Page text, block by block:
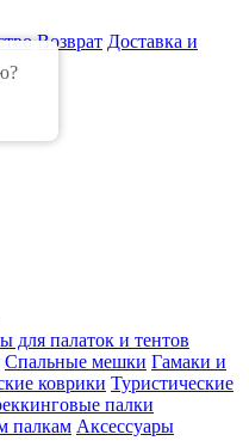
Возврат Доставка и
для палаток и тентов
Спальные мешки Гамаки и
коврики Туристические
палки
палкам Аксессуары